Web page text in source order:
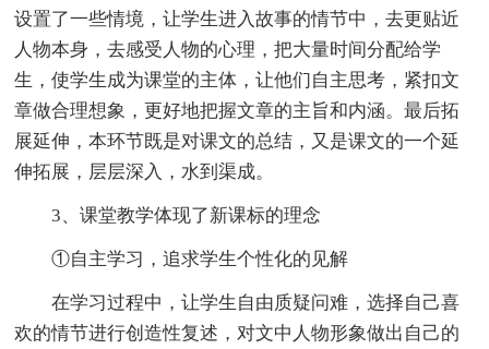
设置了一些情境，让学生进入故事的情节中，去更贴近
人物本身，去感受人物的心理，把大量时间分配给学
生，使学生成为课堂的主体，让他们自主思考，紧扣文
章做合理想象，更好地把握文章的主旨和内涵。最后拓
展延伸，本环节既是对课文的总结，又是课文的一个延
伸拓展，层层深入，水到渠成。
3、课堂教学体现了新课标的理念
①自主学习，追求学生个性化的见解
在学习过程中，让学生自由质疑问难，选择自己喜
欢的情节进行创造性复述，对文中人物形象做出自己的